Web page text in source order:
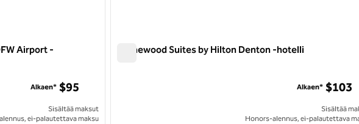
Airport -
Alkaen* $95
Sisältää maksut
ei-palautettava maksu
Homewood Suites by Hilton Denton -hotelli
Alkaen* $103
Sisältää
Honors-alennus, ei-palautettava